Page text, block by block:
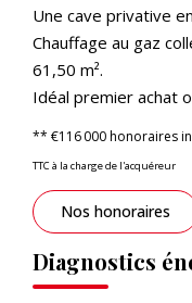
Une cave privative
Chauffage au gaz
61,50 m².
Idéal premier achat
** €116 000honoraires
TTC à la charge de l'acquéreur
Nos honoraires
Diagnostics